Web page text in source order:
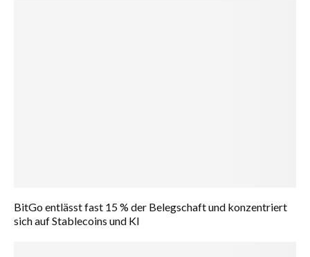
BitGo entlässt fast 15 % der Belegschaft und konzentriert
sich auf Stablecoins und KI